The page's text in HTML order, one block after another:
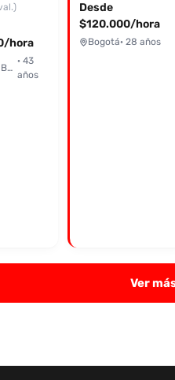
hora
Usaquén, Bogotá
· 43
años
Desde
$120.000/hora
Bogotá· 28 años
Ver